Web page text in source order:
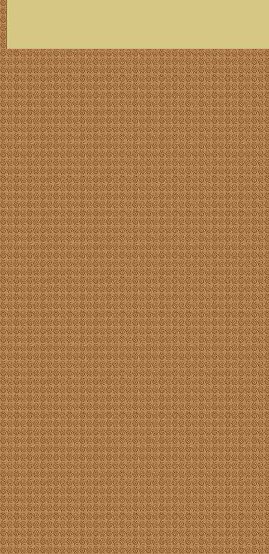
скачать mp3 бесплатно мп3,Россия,патриот,сохранение традиций,великая страна,история,тексты песен, описание песен, удобный каталог mp3 фольклора